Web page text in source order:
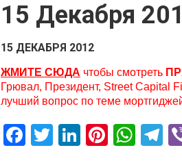
15 Декабря
15 ДЕКАБРЯ 2012
ЖМИТЕ СЮДА чтобы смотреть
Грювал, Президент, Street Capital
лучший вопрос по теме
Facebook
Twitter
LinkedIn